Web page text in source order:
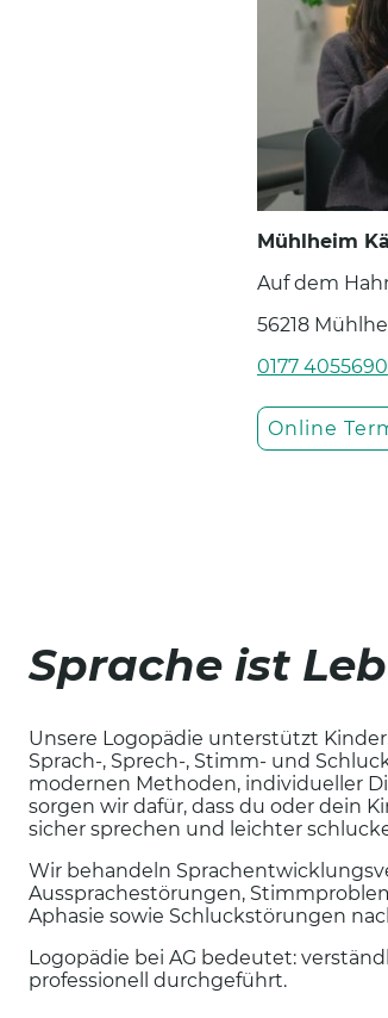
Mühlheim
Auf dem
56218
0177 4055690
Online
Sprache ist
Unsere Logopädie unterstützt
Sprach-, Sprech-, Stimm- und
modernen Methoden, individueller
sorgen wir dafür, dass du oder dein
sicher sprechen und leichter
Wir behandeln
Aussprachestörungen,
Aphasie sowie Schluckstörungen
Logopädie bei AG bedeutet:
professionell durchgeführt.